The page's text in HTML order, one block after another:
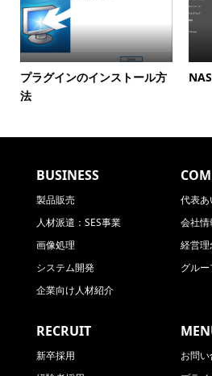
プラグインのインストール方
法
BUSINESS
製品販売
人材派遣：SES事業
画像処理
システム開発
企業向け人材紹介
代表あ
会社情
経営理
グル
RECRUIT
新卒採用
お問